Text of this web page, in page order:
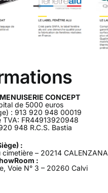
CONCEPT
de 5000 euros
: 913 920 948 00019
TVA: FR44913920948
948 R.C.S. Bastia
:
cimetière – 20214 CALENZANA
:
Voie N° 3 – 20260 Calvi